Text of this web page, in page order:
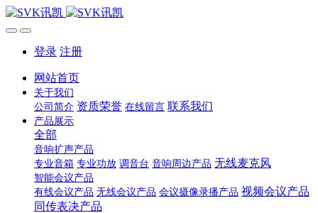
登录 注册
网站首页
关于我们
公司简介 资质荣誉 在线留言 联系我们
产品展示
全部
音响扩声产品
专业音箱 专业功放 调音台 音响周边产品 无线麦克风
智能会议产品
有线会议产品 无线会议产品 会议摄像录播产品 视频会议产品
同传表决产品